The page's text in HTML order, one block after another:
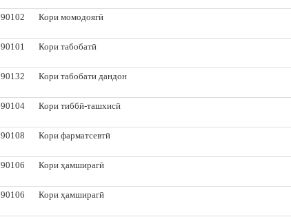
Кори момодоягӣ
Кори табобатӣ
Кори табобати дандон
Кори тиббӣ-ташхисӣ
Кори фарматсевтӣ
Кори ҳамширагӣ
Кори ҳамширагӣ